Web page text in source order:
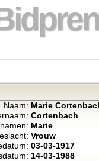
Naam: Marie
Cortenbach
Marie
Vrouw
03-03-1917
14-03-1988